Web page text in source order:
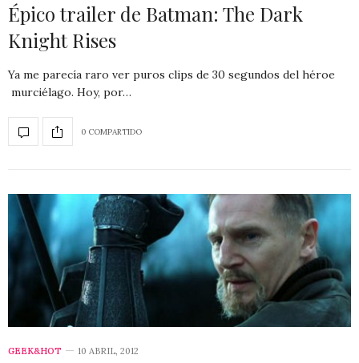
Épico trailer de Batman: The Dark
Knight Rises
Ya me parecía raro ver puros clips de 30 segundos del héroe
murciélago. Hoy, por…
0 COMPARTIDO
GEEK&HOT 10 ABRIL, 2012